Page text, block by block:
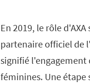
En 2019, le rôle
partenaire officiel de
signifié l'engagement
féminines. Une étape